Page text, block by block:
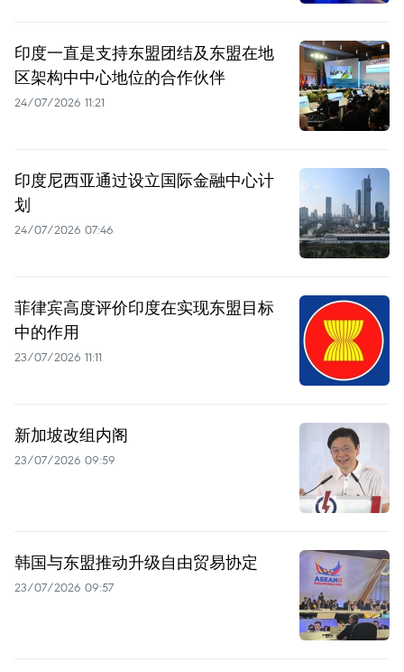
印度一直是支持东盟团结及东盟在地
区架构中中心地位的合作伙伴
24/07/2026 11:21
印度尼西亚通过设立国际金融中心计
划
24/07/2026 07:46
菲律宾高度评价印度在实现东盟目标
中的作用
23/07/2026 11:11
新加坡改组内阁
23/07/2026 09:59
韩国与东盟推动升级自由贸易协定
23/07/2026 09:57